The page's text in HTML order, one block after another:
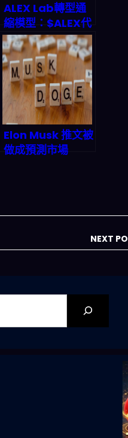
ALEX Lab轉型通
縮模型：$ALEX代
幣回購燒毀機制與
2026年Stacks生
態價值前景
Elon Musk 推文被
做成預測市場
NEXT